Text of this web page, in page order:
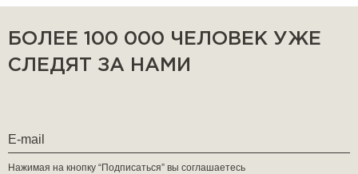
БОЛЕЕ 100 000 ЧЕЛОВЕК УЖЕ
СЛЕДЯТ ЗА НАМИ
Нажимая на кнопку “Подписаться” вы соглашаетесь